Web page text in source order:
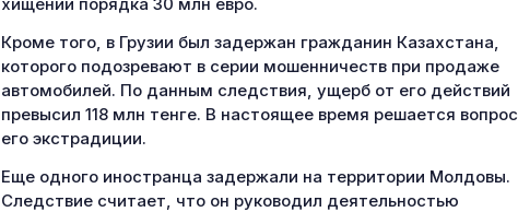
Кроме того, в Грузии был задержан гражданин Казахстана,
которого подозревают в серии мошенничеств при продаже
автомобилей. По данным следствия, ущерб от его действий
превысил 118 млн тенге. В настоящее время решается вопрос
его экстрадиции.
Еще одного иностранца задержали на территории Молдовы.
Следствие считает, что он руководил деятельностью